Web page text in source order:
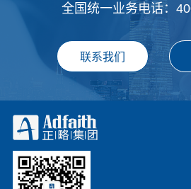
全国统一业务电话：